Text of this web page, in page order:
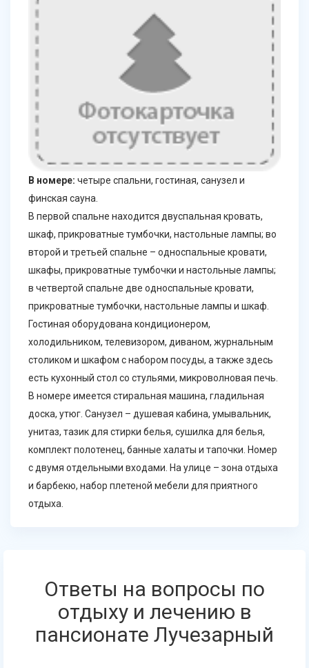
В номере: четыре спальни, гостиная, санузел и
финская сауна.
В первой спальне находится двуспальная кровать,
шкаф, прикроватные тумбочки, настольные лампы; во
второй и третьей спальне – односпальные кровати,
шкафы, прикроватные тумбочки и настольные лампы;
в четвертой спальне две односпальные кровати,
прикроватные тумбочки, настольные лампы и шкаф.
Гостиная оборудована кондиционером,
холодильником, телевизором, диваном, журнальным
столиком и шкафом с набором посуды, а также здесь
есть кухонный стол со стульями, микроволновая печь.
В номере имеется стиральная машина, гладильная
доска, утюг. Санузел – душевая кабина, умывальник,
унитаз, тазик для стирки белья, сушилка для белья,
комплект полотенец, банные халаты и тапочки. Номер
с двумя отдельными входами. На улице – зона отдыха
и барбекю, набор плетеной мебели для приятного
отдыха.
Ответы на вопросы по
отдыху и лечению в
пансионате Лучезарный